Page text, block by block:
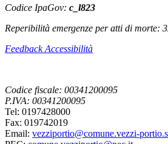
Codice IpaGov: c_l823
Reperibilità emergenze per atti di morte:
Feedback Accessibilità
Codice fiscale: 00341200095
P.IVA: 00341200095
Tel: 0197428000
Fax: 019742019
Email: vezziportio@comune.vezzi-